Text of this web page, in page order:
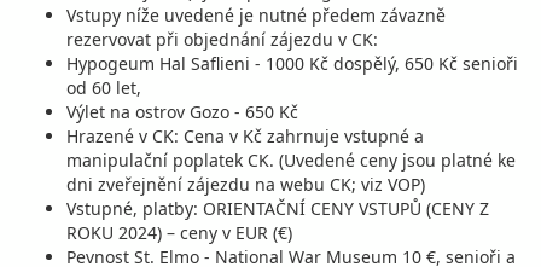
Vstupy níže uvedené je nutné předem závazně
rezervovat při objednání zájezdu v CK:
Hypogeum Hal Saflieni - 1000 Kč dospělý, 650 Kč senioři
od 60 let,
Výlet na ostrov Gozo - 650 Kč
Hrazené v CK: Cena v Kč zahrnuje vstupné a
manipulační poplatek CK. (Uvedené ceny jsou platné ke
dni zveřejnění zájezdu na webu CK; viz VOP)
Vstupné, platby: ORIENTAČNÍ CENY VSTUPŮ (CENY Z
ROKU 2024) – ceny v EUR (€)
Pevnost St. Elmo - National War Museum 10 €, senioři a